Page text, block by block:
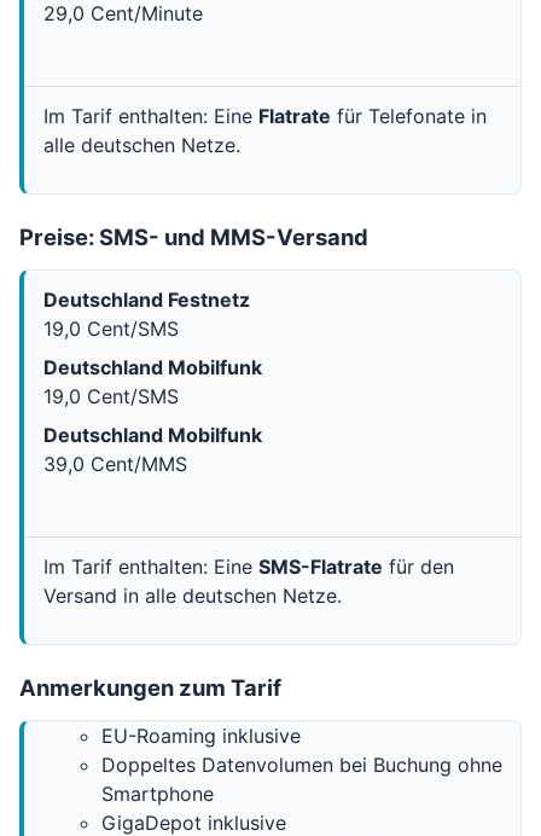
29,0 Cent/Minute
Im Tarif enthalten: Eine Flatrate für Telefonate in
alle deutschen Netze.
Preise: SMS- und MMS-Versand
Deutschland Festnetz
19,0 Cent/SMS
Deutschland Mobilfunk
19,0 Cent/SMS
Deutschland Mobilfunk
39,0 Cent/MMS
Im Tarif enthalten: Eine SMS-Flatrate für den
Versand in alle deutschen Netze.
Anmerkungen zum Tarif
EU-Roaming inklusive
Doppeltes Datenvolumen bei Buchung ohne
Smartphone
GigaDepot inklusive